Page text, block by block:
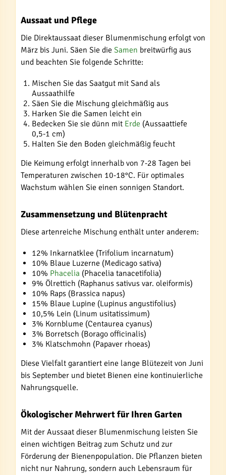
Aussaat und Pflege
Die Direktaussaat dieser Blumenmischung erfolgt von
März bis Juni. Säen Sie die Samen breitwürfig aus
und beachten Sie folgende Schritte:
Mischen Sie das Saatgut mit Sand als
Aussaathilfe
Säen Sie die Mischung gleichmäßig aus
Harken Sie die Samen leicht ein
Bedecken Sie sie dünn mit Erde (Aussaattiefe
0,5-1 cm)
Halten Sie den Boden gleichmäßig feucht
Die Keimung erfolgt innerhalb von 7-28 Tagen bei
Temperaturen zwischen 10-18°C. Für optimales
Wachstum wählen Sie einen sonnigen Standort.
Zusammensetzung und Blütenpracht
Diese artenreiche Mischung enthält unter anderem:
12% Inkarnatklee (Trifolium incarnatum)
10% Blaue Luzerne (Medicago sativa)
10% Phacelia (Phacelia tanacetifolia)
9% Ölrettich (Raphanus sativus var. oleiformis)
10% Raps (Brassica napus)
15% Blaue Lupine (Lupinus angustifolius)
10,5% Lein (Linum usitatissimum)
3% Kornblume (Centaurea cyanus)
3% Borretsch (Borago officinalis)
3% Klatschmohn (Papaver rhoeas)
Diese Vielfalt garantiert eine lange Blütezeit von Juni
bis September und bietet Bienen eine kontinuierliche
Nahrungsquelle.
Ökologischer Mehrwert für Ihren Garten
Mit der Aussaat dieser Blumenmischung leisten Sie
einen wichtigen Beitrag zum Schutz und zur
Förderung der Bienenpopulation. Die Pflanzen bieten
nicht nur Nahrung, sondern auch Lebensraum für